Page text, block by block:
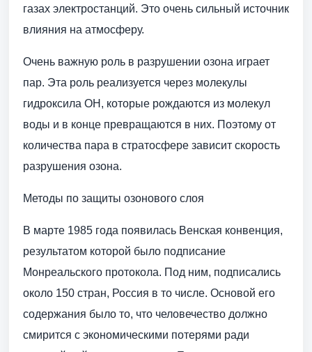
газах электростанций. Это очень сильный источник
влияния на атмосферу.
Очень важную роль в разрушении озона играет
пар. Эта роль реализуется через молекулы
гидроксила OH, которые рождаются из молекул
воды и в конце превращаются в них. Поэтому от
количества пара в стратосфере зависит скорость
разрушения озона.
Методы по защиты озонового слоя
В марте 1985 года появилась Венская конвенция,
результатом которой было подписание
Монреальского протокола. Под ним, подписались
около 150 стран, Россия в то числе. Основой его
содержания было то, что человечество должно
смирится с экономическими потерями ради